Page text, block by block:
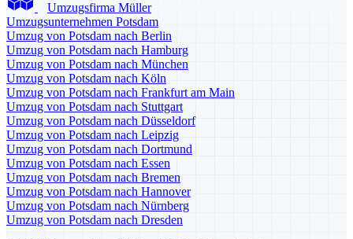
Umzugsfirma Müller
Umzugsunternehmen Potsdam
Umzug von Potsdam nach Berlin
Umzug von Potsdam nach Hamburg
Umzug von Potsdam nach München
Umzug von Potsdam nach Köln
Umzug von Potsdam nach Frankfurt am Main
Umzug von Potsdam nach Stuttgart
Umzug von Potsdam nach Düsseldorf
Umzug von Potsdam nach Leipzig
Umzug von Potsdam nach Dortmund
Umzug von Potsdam nach Essen
Umzug von Potsdam nach Bremen
Umzug von Potsdam nach Hannover
Umzug von Potsdam nach Nürnberg
Umzug von Potsdam nach Dresden